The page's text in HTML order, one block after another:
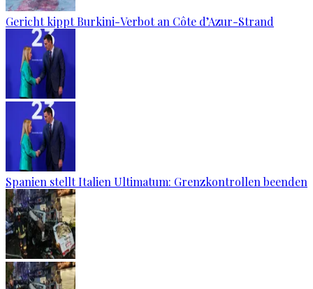
Gericht kippt Burkini-Verbot an Côte d’Azur-Strand
Spanien stellt Italien Ultimatum: Grenzkontrollen beenden